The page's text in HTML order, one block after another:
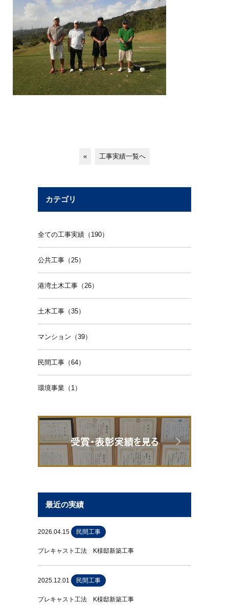
« 工事実績一覧へ
カテゴリ
全ての工事実績（190）
公共工事（25）
港湾土木工事（26）
土木工事（35）
マンション（39）
民間工事（64）
環境事業（1）
最近の実績
2026.04.15 民間工事
プレキャスト工法 K様邸新築工事
2025.12.01 民間工事
プレキャスト工法 K様邸新築工事